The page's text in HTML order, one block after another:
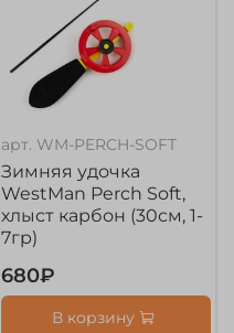
арт. WM-PERCH-SOFT
Зимняя удочка
WestMan Perch Soft,
хлыст карбон (30см, 1-
7гр)
680₽
В корзину